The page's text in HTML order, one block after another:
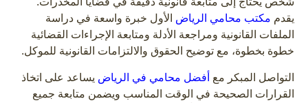
يقدم مكتب محامي الرياض الأول خبرة واسعة في دراسة
الملفات القانونية ومراجعة الأدلة ومتابعة الإجراءات القضائية
خطوة بخطوة، مع توضيح الحقوق والالتزامات القانونية للموكل.
التواصل المبكر مع أفضل محامي في الرياض يساعد على اتخاذ
القرارات الصحيحة في الوقت المناسب ويضمن متابعة جميع